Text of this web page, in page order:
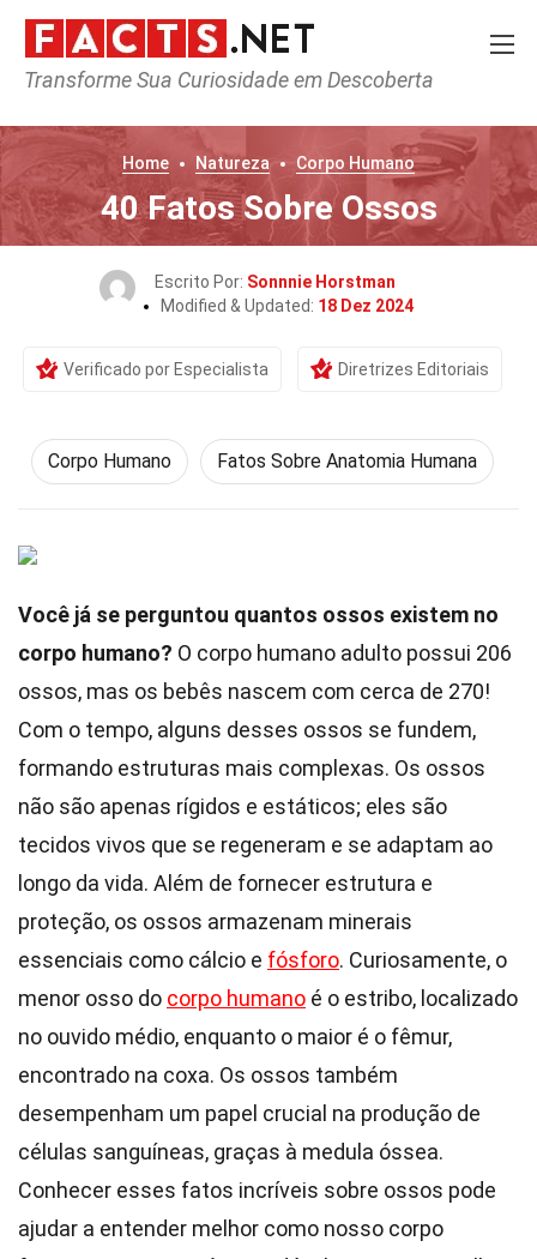
Transforme Sua Curiosidade em Descoberta
Home Natureza Corpo Humano
40 Fatos Sobre Ossos
Escrito Por: Sonnnie Horstman
Modified & Updated: 18 Dez 2024
Verificado por Especialista Diretrizes Editoriais
Corpo Humano Fatos Sobre Anatomia Humana
Você já se perguntou quantos ossos existem no
corpo humano? O corpo humano adulto possui 206
ossos, mas os bebês nascem com cerca de 270!
Com o tempo, alguns desses ossos se fundem,
formando estruturas mais complexas. Os ossos
não são apenas rígidos e estáticos; eles são
tecidos vivos que se regeneram e se adaptam ao
longo da vida. Além de fornecer estrutura e
proteção, os ossos armazenam minerais
essenciais como cálcio e fósforo. Curiosamente, o
menor osso do corpo humano é o estribo, localizado
no ouvido médio, enquanto o maior é o fêmur,
encontrado na coxa. Os ossos também
desempenham um papel crucial na produção de
células sanguíneas, graças à medula óssea.
Conhecer esses fatos incríveis sobre ossos pode
ajudar a entender melhor como nosso corpo